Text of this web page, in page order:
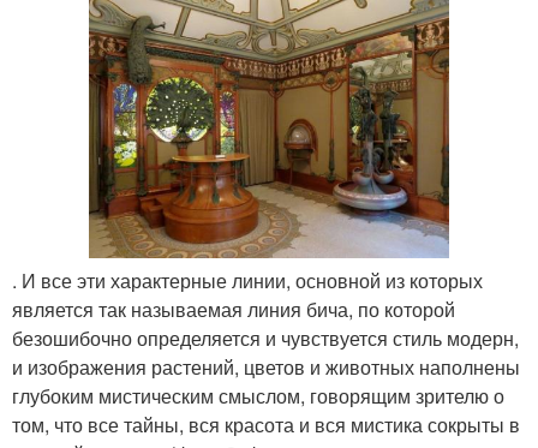
. И все эти характерные линии, основной из которых
является так называемая линия бича, по которой
безошибочно определяется и чувствуется стиль модерн,
и изображения растений, цветов и животных наполнены
глубоким мистическим смыслом, говорящим зрителю о
том, что все тайны, вся красота и вся мистика сокрыты в